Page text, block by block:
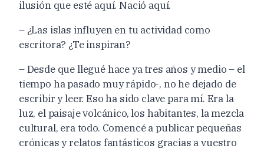
ilusión que esté aquí. Nació aquí.
– ¿Las islas influyen en tu actividad como
escritora? ¿Te inspiran?
– Desde que llegué hace ya tres años y medio – el
tiempo ha pasado muy rápido-, no he dejado de
escribir y leer. Eso ha sido clave para mí. Era la
luz, el paisaje volcánico, los habitantes, la mezcla
cultural, era todo. Comencé a publicar pequeñas
crónicas y relatos fantásticos gracias a vuestro